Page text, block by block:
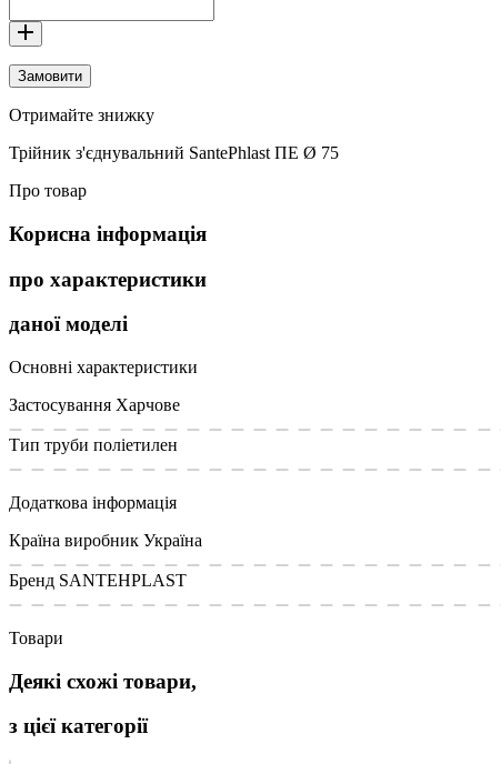
Замовити
Отримайте знижку
Трійник з'єднувальний SantePhlast ПЕ Ø 75
Про товар
Корисна інформація
про характеристики
даної моделі
Основні характеристики
Застосування Харчове
Тип труби поліетилен
Додаткова інформація
Країна виробник Україна
Бренд SANTEHPLAST
Товари
Деякі схожі товари,
з цієї категорії